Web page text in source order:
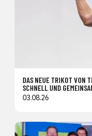
DAS NEUE TRIKOT VON
SCHNELL UND
03.08.26